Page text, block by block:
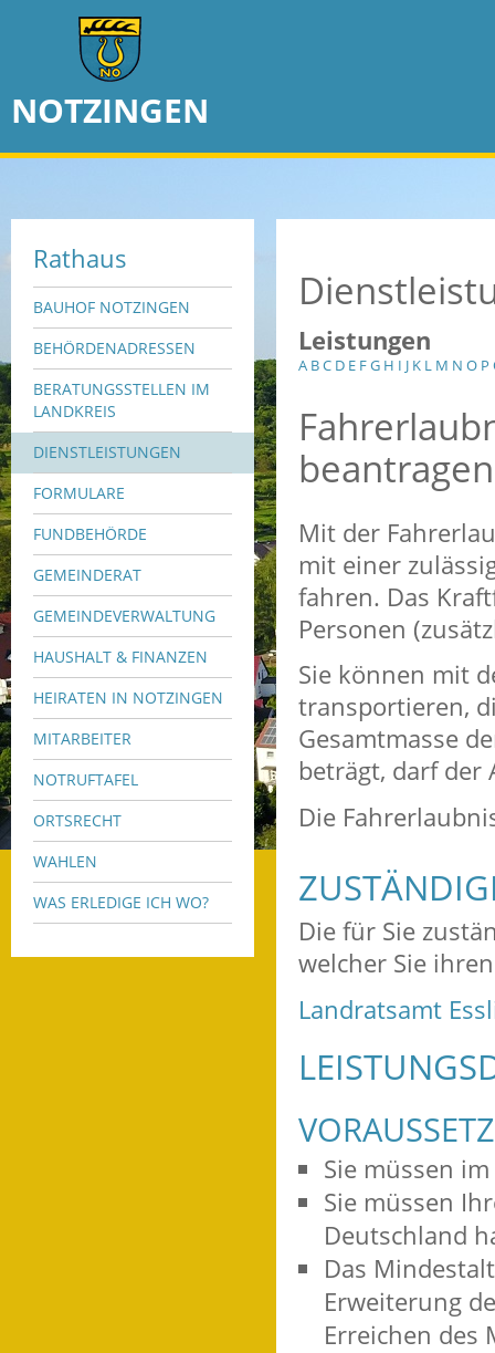
NOTZINGEN
Rathaus
BAUHOF NOTZINGEN
BEHÖRDENADRESSEN
BERATUNGSSTELLEN IM
LANDKREIS
DIENSTLEISTUNGEN
FORMULARE
FUNDBEHÖRDE
GEMEINDERAT
GEMEINDEVERWALTUNG
HAUSHALT & FINANZEN
HEIRATEN IN NOTZINGEN
MITARBEITER
NOTRUFTAFEL
ORTSRECHT
WAHLEN
WAS ERLEDIGE ICH WO?
Leistungen
A BC D E FG H I J K L M N O P
beantragen
Mit der
mit einer
fahren. Das
Personen
Sie können mit
transportieren,
Gesamtmasse
beträgt, darf der
Die
Die für Sie
welcher Sie
Landratsamt
Sie müssen
Sie müssen
Deutschland
Das
Erweiterung
Erreichen des